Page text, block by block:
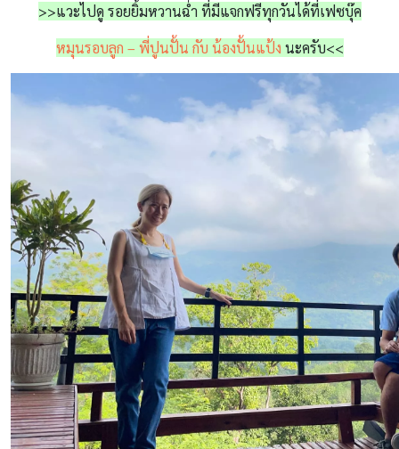
>>แวะไปดู รอยยิ้มหวานฉ่ำ ที่มีแจกฟรีทุกวันได้ที่เฟซบุ๊ค
หมุนรอบลูก – พี่ปูนปั้น กับ น้องปั้นแป้ง นะครับ<<